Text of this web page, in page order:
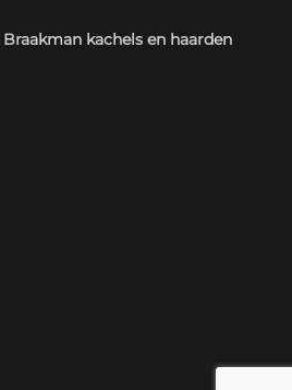
Braakman kachels en haarden